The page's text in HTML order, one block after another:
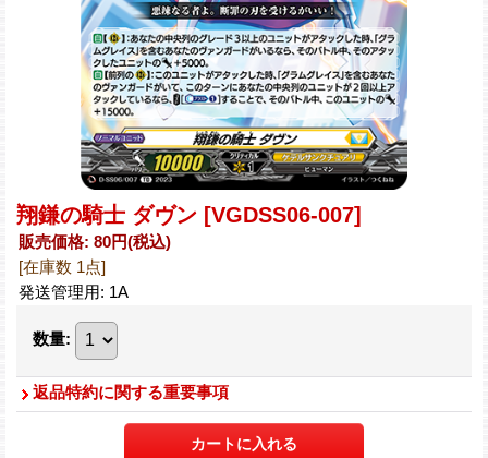
翔鎌の騎士 ダヴン [VGDSS06-007]
販売価格: 80円(税込)
[在庫数 1点]
発送管理用: 1A
数量:
返品特約に関する重要事項